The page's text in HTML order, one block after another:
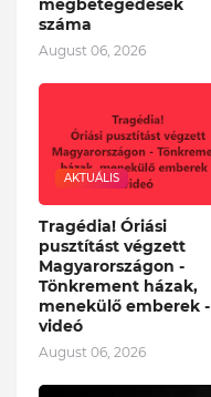
megbetegedések
száma
August 06, 2026
AKTUÁLIS
Tragédia! Óriási
pusztítást végzett
Magyarországon -
Tönkrement házak,
menekülő emberek -
videó
August 06, 2026